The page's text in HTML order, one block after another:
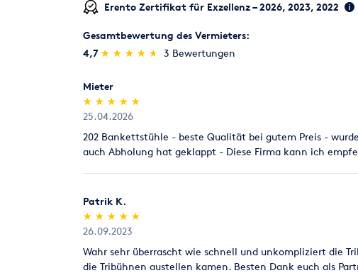
Erento Zertifikat für Exzellenz – 2026, 2023, 2022
Gesamtbewertung des Vermieters:
4,7 (*)
★
★
(*) ★
★
(*) ★
★
(*) ★
★
(*) ★
★ 3 Bewertungen
Mieter
(*)
★
★
(*) ★
★
(*) ★
★
(*) ★
★
(*) ★
★
25.04.2026
202 Bankettstühle - beste Qualität bei gutem Preis -
auch Abholung hat geklappt - Diese Firma kann ich
Patrik K.
(*)
★
★
(*) ★
★
(*) ★
★
(*) ★
★
(*) ★
★
26.09.2023
Wahr sehr überrascht wie schnell und unkompliziert die
die Tribühnen austellen kamen. Besten Dank euch als